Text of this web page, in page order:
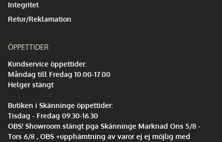
Integritet
Retur/Reklamation
ÖPPETTIDER
Kundservice öppettider:
Måndag till Fredag 10.00-17.00
Helger stängt
Butiken i Skänninge öppettider:
Tisdag - Fredag 09.30-16.30
OBS! Showroom stängt pga Skänninge Marknad Ons 5/8 -
Tors 6/8 , OBS +upphämtning av varor ej ej möjlig med